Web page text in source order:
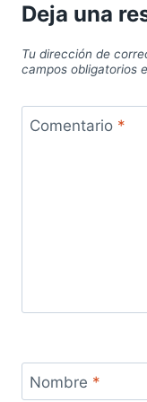
Deja una
Tu dirección de
campos obligatorios
Comentario *
Nombre *